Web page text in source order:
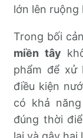
lớn lên ruộng
Trong bối
miền tây
phẩm để xử
điều kiện
có khả
đúng thời